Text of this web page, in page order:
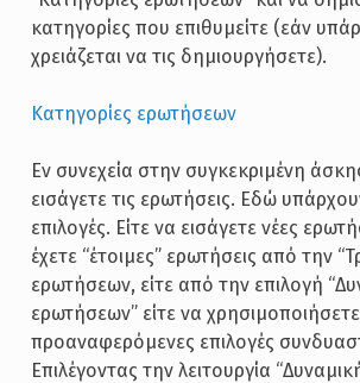
κατηγορίες που επιθυμείτε (εάν
χρειάζεται να τις δημιουργήσετε).
Κατηγορίες ερωτήσεων
Εν συνεχεία στην συγκεκριμένη
εισάγετε τις ερωτήσεις. Εδώ
επιλογές. Είτε να εισάγετε νέες
έχετε “έτοιμες” ερωτήσεις από την
ερωτήσεων, είτε από την επιλογή
ερωτήσεων” είτε να χρησιμοποιήσετε
προαναφερόμενες επιλογές
Επιλέγοντας την λειτουργία